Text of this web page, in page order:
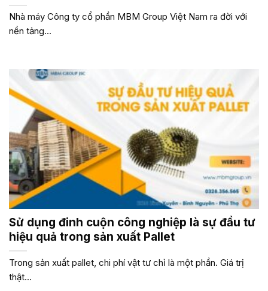
Nhà máy Công ty cổ phần MBM Group Việt Nam ra đời với
nền tảng...
Sử dụng đinh cuộn công nghiệp là sự đầu tư
hiệu quả trong sản xuất Pallet
Trong sản xuất pallet, chi phí vật tư chỉ là một phần. Giá trị
thật...